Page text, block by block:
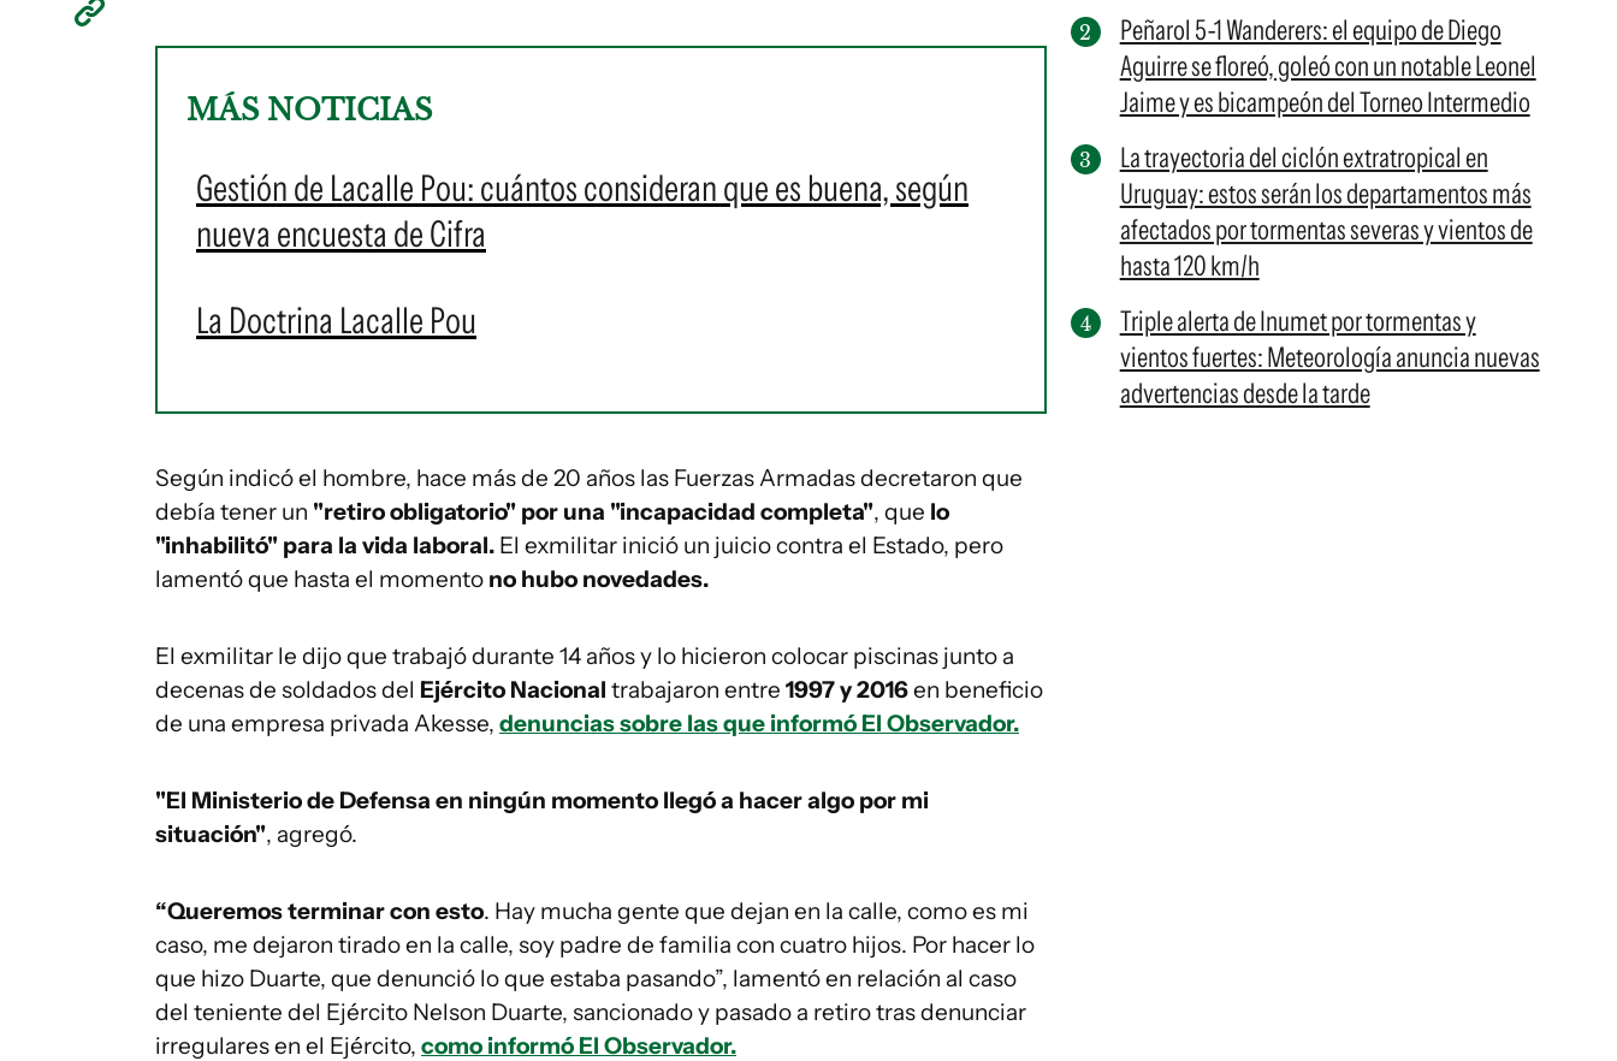
MÁS NOTICIAS
Gestión de Lacalle Pou: cuántos consideran que es buena, según
nueva encuesta de Cifra
La Doctrina Lacalle Pou
Según indicó el hombre, hace más de 20 años las Fuerzas Armadas decretaron que
debía tener un "retiro obligatorio" por una "incapacidad completa", que lo
"inhabilitó" para la vida laboral. El exmilitar inició un juicio contra el Estado, pero
lamentó que hasta el momento no hubo novedades.
El exmilitar le dijo que trabajó durante 14 años y lo hicieron colocar piscinas junto a
decenas de soldados del Ejército Nacional trabajaron entre 1997 y 2016en beneficio
de una empresa privada Akesse, denuncias sobre las que informó El Observador.
"El Ministerio de Defensa en ningún momento llegó a hacer algo por mi
situación", agregó.
“Queremos terminar con esto. Hay mucha gente que dejan en la calle, como es mi
caso, me dejaron tirado en la calle, soy padre de familia con cuatro hijos. Por hacer lo
que hizo Duarte, que denunció lo que estaba pasando”, lamentó en relación al caso
del teniente del Ejército Nelson Duarte, sancionado y pasado a retiro tras denunciar
irregulares en el Ejército, como informó El Observador.
Peñarol 5-1 Wanderers: el equipo de Diego
Aguirre se floreó, goleó con un notable Leonel
Jaime y es bicampeón del Torneo Intermedio
La trayectoria del ciclón extratropical en
Uruguay: estos serán los departamentos más
afectados por tormentas severas y vientos de
hasta 120 km/h
Triple alerta de Inumet por tormentas y
vientos fuertes: Meteorología anuncia nuevas
advertencias desde la tarde